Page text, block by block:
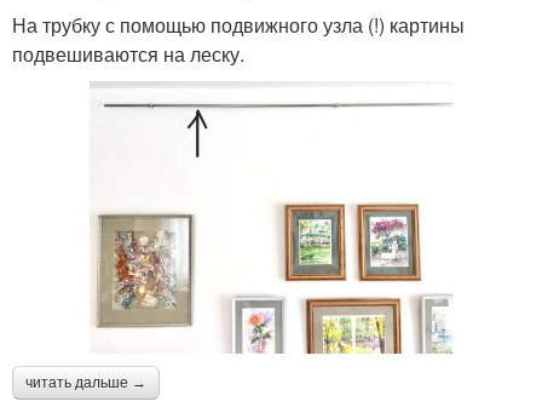
На трубку с помощью подвижного узла (!) картины
подвешиваются на леску.
читать дальше →